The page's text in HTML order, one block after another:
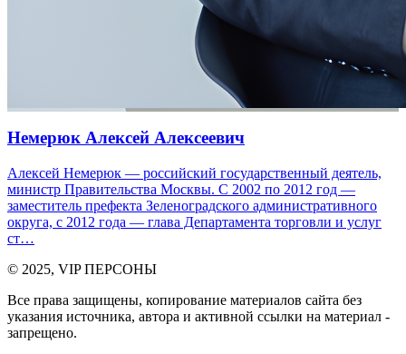
Немерюк Алексей Алексеевич
Алексей Немерюк — российский государственный деятель,
министр Правительства Москвы. С 2002 по 2012 год —
заместитель префекта Зеленоградского административного
округа, с 2012 года — глава Департамента торговли и услуг
ст…
© 2025, VIP ПЕРСОНЫ
Все права защищены, копирование материалов сайта без
указания источника, автора и активной ссылки на материал -
запрещено.